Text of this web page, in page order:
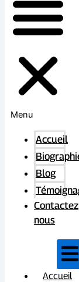
Menu
Accueil
Blog
Contactez
nous
Accueil